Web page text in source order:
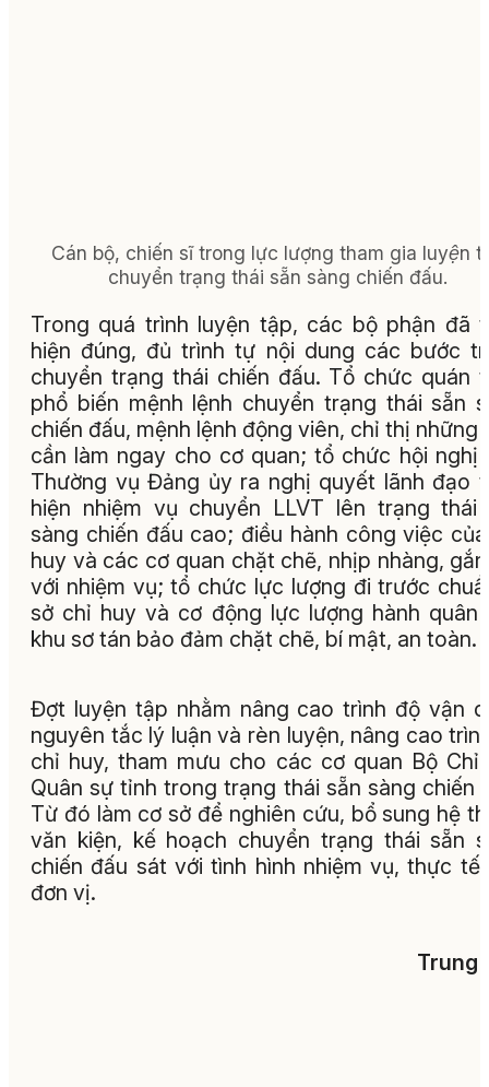
Cán bộ, chiến sĩ trong lực lượng tham gia luyện
chuyển trạng thái sẵn sàng chiến đấu.
Trong quá trình luyện tập, các bộ phận đã
hiện đúng, đủ trình tự nội dung các bước
chuyển trạng thái chiến đấu. Tổ chức quán
phổ biến mệnh lệnh chuyển trạng thái sẵn
chiến đấu, mệnh lệnh động viên, chỉ thị những
cần làm ngay cho cơ quan; tổ chức hội nghị
Thường vụ Đảng ủy ra nghị quyết lãnh đạo
hiện nhiệm vụ chuyển LLVT lên trạng thái
sàng chiến đấu cao; điều hành công việc
huy và các cơ quan chặt chẽ, nhịp nhàng,
với nhiệm vụ; tổ chức lực lượng đi trước
sở chỉ huy và cơ động lực lượng hành quân
khu sơ tán bảo đảm chặt chẽ, bí mật, an toàn.
Đợt luyện tập nhằm nâng cao trình độ vận
nguyên tắc lý luận và rèn luyện, nâng cao
chỉ huy, tham mưu cho các cơ quan Bộ Chỉ
Quân sự tỉnh trong trạng thái sẵn sàng chiến
Từ đó làm cơ sở để nghiên cứu, bổ sung hệ
văn kiện, kế hoạch chuyển trạng thái sẵn
chiến đấu sát với tình hình nhiệm vụ, thực tế
đơn vị.
Trung